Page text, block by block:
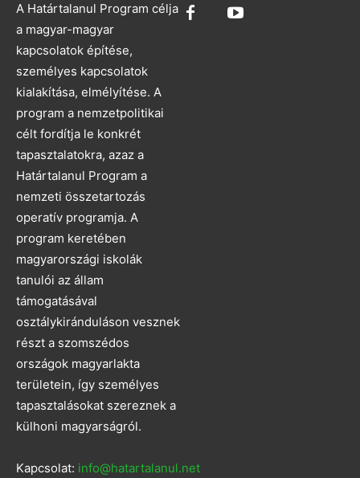
A Határtalanul Program célja
a magyar-magyar
kapcsolatok építése,
személyes kapcsolatok
kialakítása, elmélyítése. A
program a nemzetpolitikai
célt fordítja le konkrét
tapasztalatokra, azaz a
Határtalanul Program a
nemzeti összetartozás
operatív programja. A
program keretében
magyarországi iskolák
tanulói az állam
támogatásával
osztálykiránduláson vesznek
részt a szomszédos
országok magyarlakta
területein, így személyes
tapasztalásokat szereznek a
külhoni magyarságról.
Kapcsolat: info@hatartalanul.net